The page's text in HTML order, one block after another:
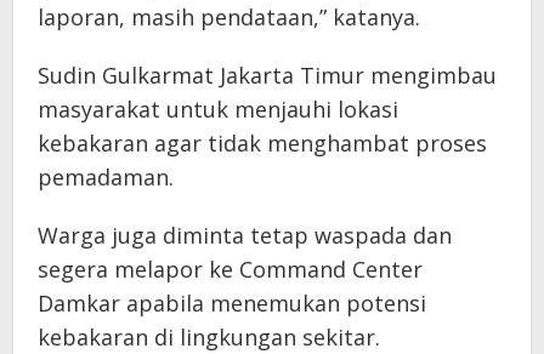
laporan, masih pendataan,” katanya.
Sudin Gulkarmat Jakarta Timur mengimbau
masyarakat untuk menjauhi lokasi
kebakaran agar tidak menghambat proses
pemadaman.
Warga juga diminta tetap waspada dan
segera melapor ke Command Center
Damkar apabila menemukan potensi
kebakaran di lingkungan sekitar.